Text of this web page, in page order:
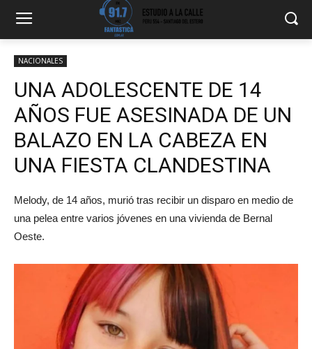
NACIONALES
UNA ADOLESCENTE DE 14
AÑOS FUE ASESINADA DE UN
BALAZO EN LA CABEZA EN
UNA FIESTA CLANDESTINA
Melody, de 14 años, murió tras recibir un disparo en medio de
una pelea entre varios jóvenes en una vivienda de Bernal
Oeste.